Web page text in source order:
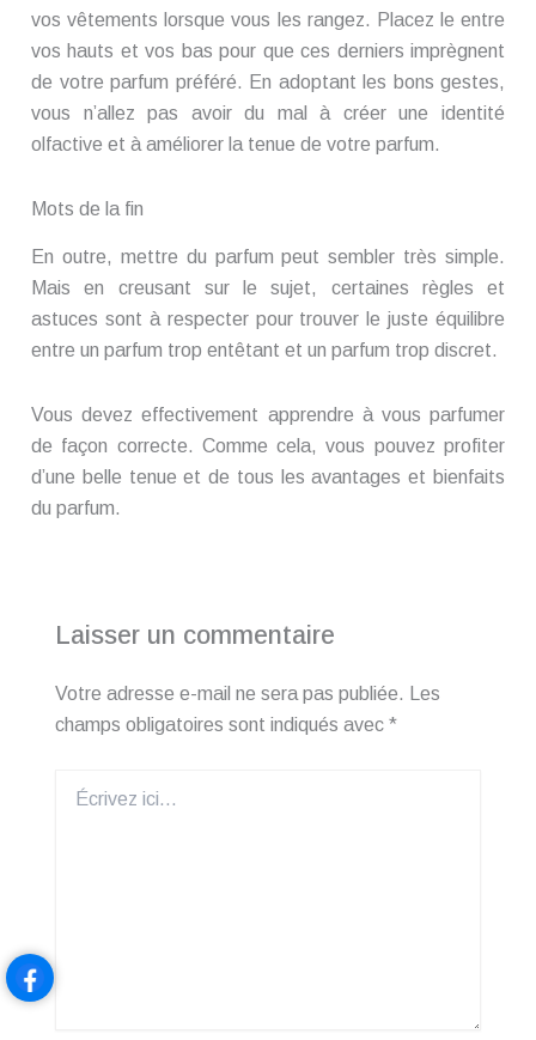
vos vêtements lorsque vous les rangez. Placez le entre
vos hauts et vos bas pour que ces derniers imprègnent
de votre parfum préféré. En adoptant les bons gestes,
vous n’allez pas avoir du mal à créer une identité
olfactive et à améliorer la tenue de votre parfum.
Mots de la fin
En outre, mettre du parfum peut sembler très simple.
Mais en creusant sur le sujet, certaines règles et
astuces sont à respecter pour trouver le juste équilibre
entre un parfum trop entêtant et un parfum trop discret.
Vous devez effectivement apprendre à vous parfumer
de façon correcte. Comme cela, vous pouvez profiter
d’une belle tenue et de tous les avantages et bienfaits
du parfum.
Laisser un commentaire
Votre adresse e-mail ne sera pas publiée.
Les
champs obligatoires sont indiqués avec *
ici…